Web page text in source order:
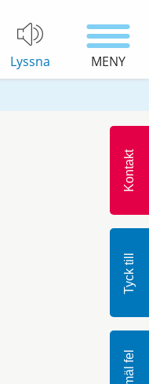
Lyssna MENY
Kontakt
Tyck till